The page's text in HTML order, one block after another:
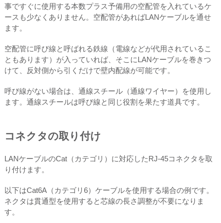
事ですぐに使用する本数プラス予備用の空配管を入れているケ
ースも少なくありません。空配管があればLANケーブルを通せ
ます。
空配管に呼び線と呼ばれる鉄線（電線などが代用されているこ
ともあります）が入っていれば、そこにLANケーブルを巻きつ
けて、反対側から引くだけで壁内配線が可能です。
呼び線がない場合は、通線スチール（通線ワイヤー）を使用し
ます。通線スチールは呼び線と同じ役割を果たす道具です。
コネクタの取り付け
LANケーブルのCat（カテゴリ）に対応したRJ-45コネクタを取
り付けます。
以下はCat6A（カテゴリ6）ケーブルを使用する場合の例です。
ネクタは貫通型を使用すると芯線の長さ調整が不要になりま
す。